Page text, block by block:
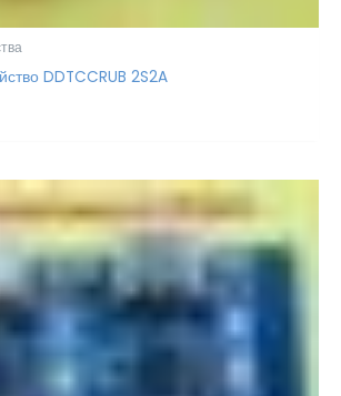
DDTCCRUB 2S2A